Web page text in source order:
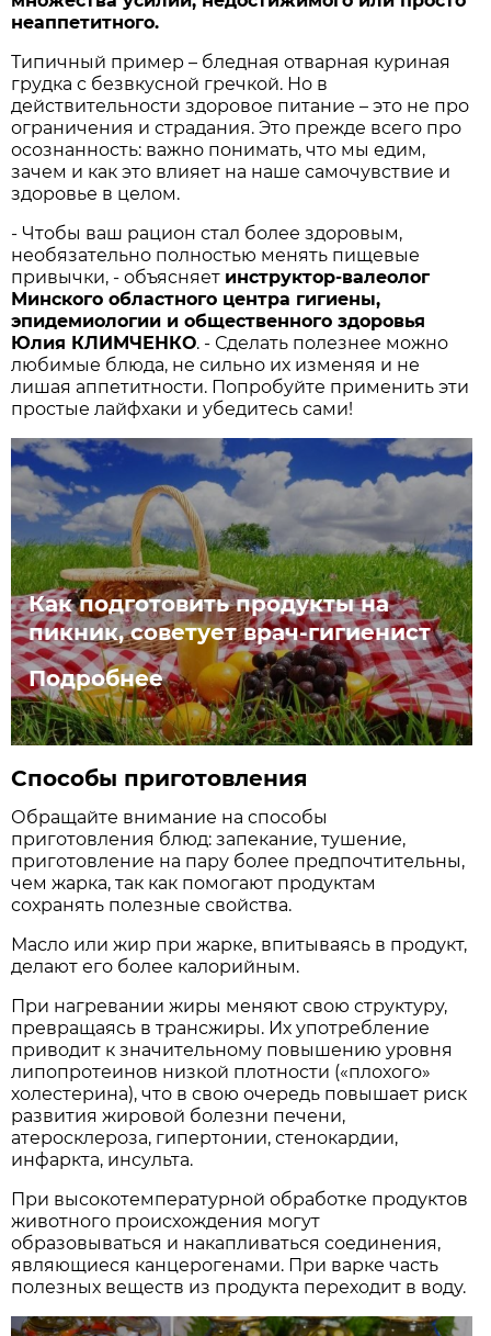
неаппетитного.
Типичный пример – бледная отварная куриная
грудка с безвкусной гречкой. Но в
действительности здоровое питание – это не про
ограничения и страдания. Это прежде всего про
осознанность: важно понимать, что мы едим,
зачем и как это влияет на наше самочувствие и
здоровье в целом.
- Чтобы ваш рацион стал более здоровым,
необязательно полностью менять пищевые
привычки, - объясняет инструктор-валеолог
Минского областного центра гигиены,
эпидемиологии и общественного здоровья
Юлия КЛИМЧЕНКО. - Сделать полезнее можно
любимые блюда, не сильно их изменяя и не
лишая аппетитности. Попробуйте применить эти
простые лайфхаки и убедитесь сами!
Как подготовить продукты на
пикник, советует врач-гигиенист
Подробнее
Способы приготовления
Обращайте внимание на способы
приготовления блюд: запекание, тушение,
приготовление на пару более предпочтительны,
чем жарка, так как помогают продуктам
сохранять полезные свойства.
Масло или жир при жарке, впитываясь в продукт,
делают его более калорийным.
При нагревании жиры меняют свою структуру,
превращаясь в трансжиры. Их употребление
приводит к значительному повышению уровня
липопротеинов низкой плотности («плохого»
холестерина), что в свою очередь повышает риск
развития жировой болезни печени,
атеросклероза, гипертонии, стенокардии,
инфаркта, инсульта.
При высокотемпературной обработке продуктов
животного происхождения могут
образовываться и накапливаться соединения,
являющиеся канцерогенами. При варке часть
полезных веществ из продукта переходит в воду.